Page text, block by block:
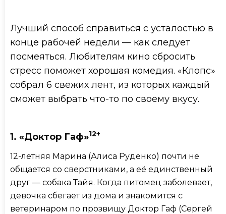
Лучший способ справиться с усталостью в
конце рабочей недели — как следует
посмеяться. Любителям кино сбросить
стресс поможет хорошая комедия. «Клопс»
собрал 6 свежих лент, из которых каждый
сможет выбрать что-то по своему вкусу.
1. «Доктор Гаф»12+
12-летняя Марина (Алиса Руденко) почти не
общается со сверстниками, а её единственный
друг — собака Тайя. Когда питомец заболевает,
девочка сбегает из дома и знакомится с
ветеринаром по прозвищу Доктор Гаф (Сергей